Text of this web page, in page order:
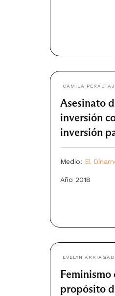
CAMILA PERALTA
Asesinato
inversión
inversión
Medio: El
Año 2018
EVELYN
Feminismo
propósito